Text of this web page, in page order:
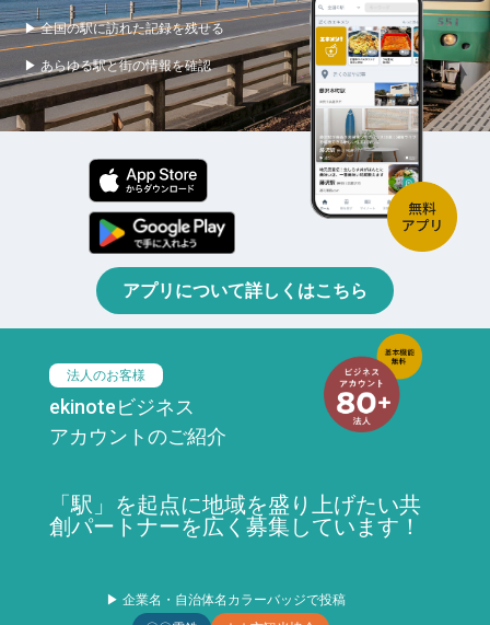
▶ 全国の駅に訪れた記録を残せる
▶ あらゆる駅と街の情報を確認
アプリについて詳しくはこちら
法人のお客様
ekinoteビジネス
アカウントのご紹介
「駅」を起点に地域を盛り上げたい共
創パートナーを広く募集しています！
▶ 企業名・自治体名カラーバッジで投稿